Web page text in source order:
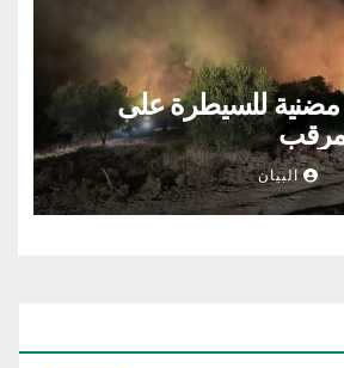
مضنية للسيطرة على
البيان